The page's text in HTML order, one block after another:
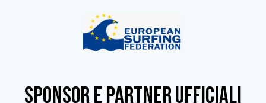
SPONSOR e partner ufficiali